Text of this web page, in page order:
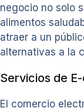
negocio no solo
alimentos
atraer a un
alternativas a la
Servicios de
El comercio